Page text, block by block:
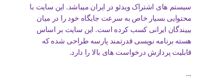
سیستم های اشتراک ویدئو در ایران میباشد. این سایت با
محتوایی بسیار خاص به سرعت جایگاه خود را در میان
بییندگان ایرانی کسب کرده است. این سایت بر اساس
هسته برنامه نویسی قدرتمند پارسه طراحی شده که
قابلیت پردازش درخواست های بالا را دارد.
...